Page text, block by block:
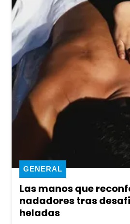
Las manos que
nadadores tras
heladas
GENERAL